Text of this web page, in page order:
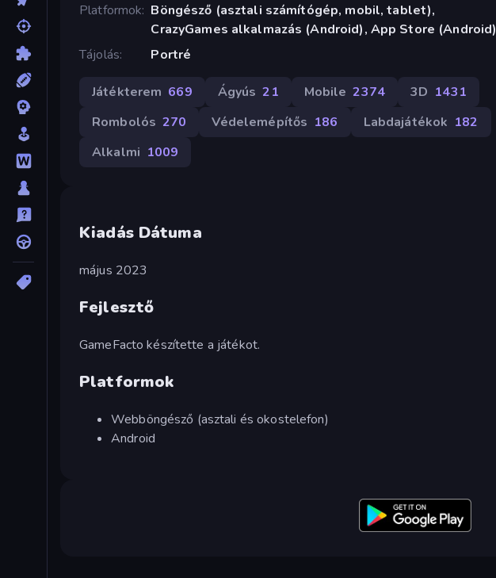
Platformok Böngésző (asztali számítógép, mobil, tablet),
CrazyGames alkalmazás (Android), App Store (Android)
Tájolás
Portré
Játékterem 669 Ágyús 21 Mobile 2374 3D 1431
Rombolós 270 Védelemépítős 186 Labdajátékok 182
Alkalmi 1009
Kiadás Dátuma
május 2023
Fejlesztő
GameFacto készítette a játékot.
Platformok
Webböngésző (asztali és okostelefon)
Android